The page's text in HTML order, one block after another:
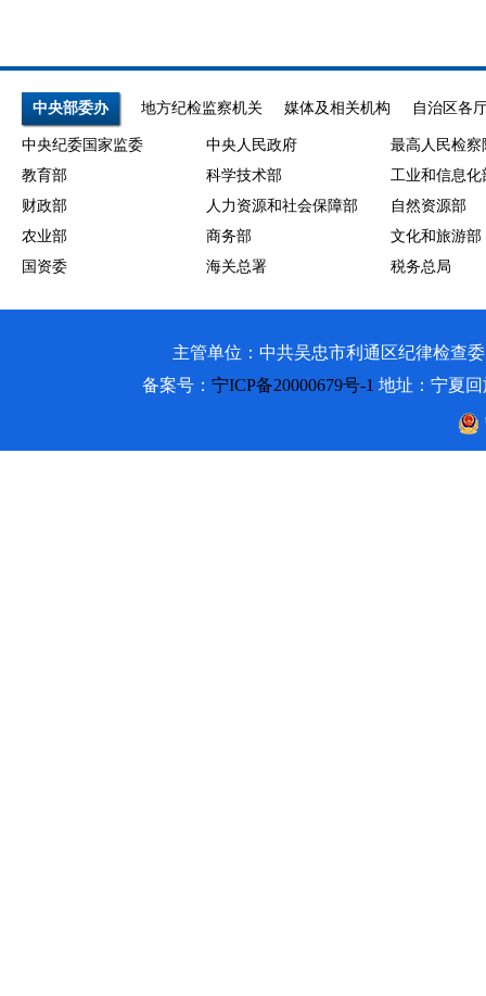
中央部委办 地方纪检监察机关 媒体及相关机构 自治区各
中央纪委国家监委 中央人民政府
最高人民检察
教育部
科学技术部
工业和信息化
财政部
人力资源和社会保障部
自然资源部
农业部
商务部
文化和旅游部
国资委
海关总署 税务总局
主管单位：中共吴忠市利通区纪律检查
备案号： 宁ICP备20000679号-1 地址：宁夏